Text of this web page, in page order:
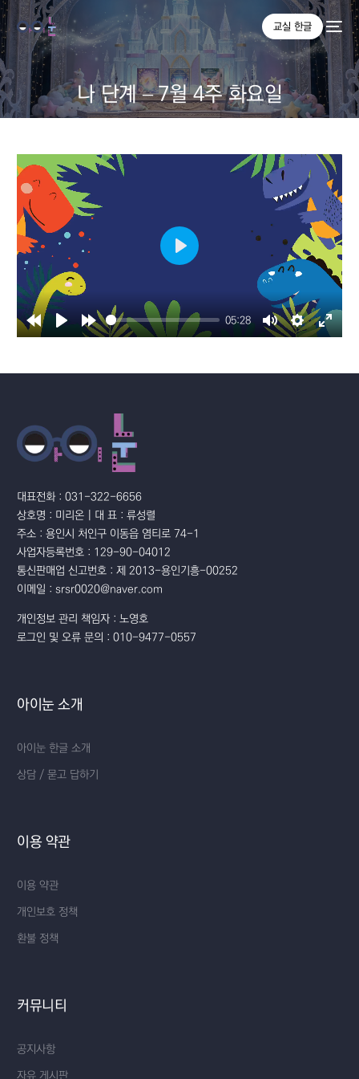
교실 한글
나 단계 – 7월 4주 화요일
Rewind
Play Forward
05:28
MuteSettings
Enter
Play
대표전화 : 031-322-6656
상호명 : 미리온 | 대 표 : 류성렬
주소 : 용인시 처인구 이동읍 염티로 74-1
사업자등록번호 : 129-90-04012
통신판매업 신고번호 : 제 2013-용인기흥-00252
이메일 : srsr0020@naver.com
개인정보 관리 책임자 : 노영호
로그인 및 오류 문의 : 010-9477-0557
아이눈 소개
아이눈 한글 소개
상담 / 묻고 답하기
이용 약관
이용 약관
개인보호 정책
환불 정책
커뮤니티
공지사항
자유 게시판